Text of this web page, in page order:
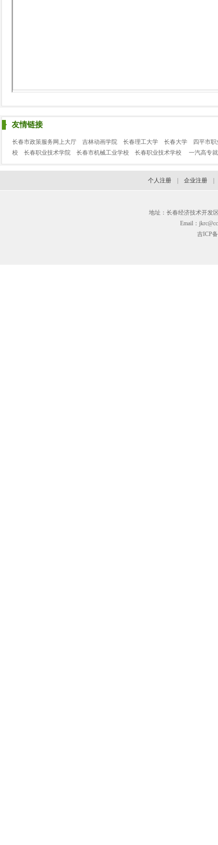
友情链接
长春市政策服务网上大厅 吉林动画学院 长春理工大学 长春大学
四平市
校
长春职业技术学院 长春市机械工业学校 长春职业技术学校 一汽高专
个人注册 企业注册
地址：长春经济技术开发
Email：
吉ICP